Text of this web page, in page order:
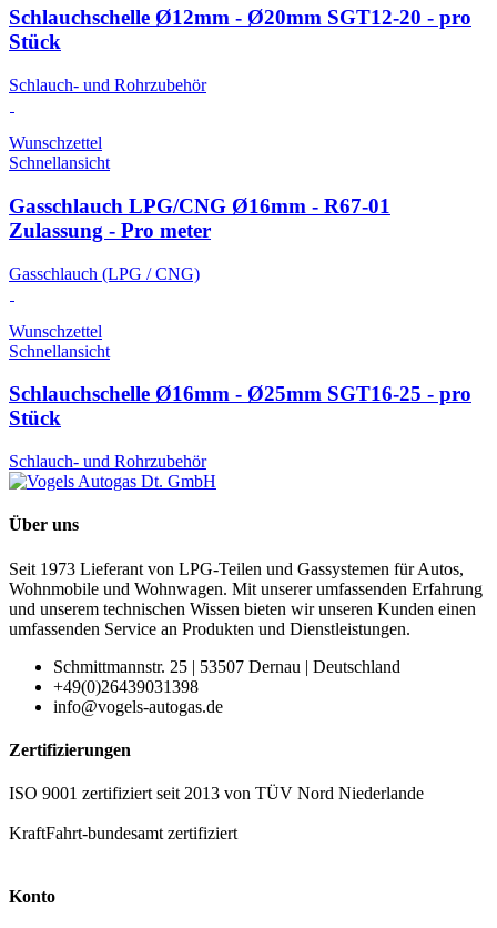
Schlauchschelle Ø12mm - Ø20mm SGT12-20 - pro
Stück
Schlauch- und Rohrzubehör
Wunschzettel
Schnellansicht
Gasschlauch LPG/CNG Ø16mm - R67-01
Zulassung - Pro meter
Gasschlauch (LPG / CNG)
Wunschzettel
Schnellansicht
Schlauchschelle Ø16mm - Ø25mm SGT16-25 - pro
Stück
Schlauch- und Rohrzubehör
Über uns
Seit 1973 Lieferant von LPG-Teilen und Gassystemen für Autos,
Wohnmobile und Wohnwagen. Mit unserer umfassenden Erfahrung
und unserem technischen Wissen bieten wir unseren Kunden einen
umfassenden Service an Produkten und Dienstleistungen.
Schmittmannstr. 25 | 53507 Dernau | Deutschland
+49(0)26439031398
info@vogels-autogas.de
Zertifizierungen
ISO 9001 zertifiziert seit 2013 von TÜV Nord Niederlande
KraftFahrt-bundesamt zertifiziert
Konto